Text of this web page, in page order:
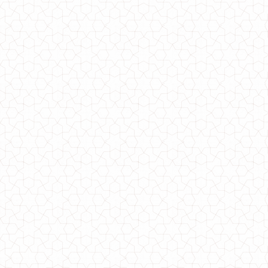
Женское бархатное платье рубашка
1910.00грн.